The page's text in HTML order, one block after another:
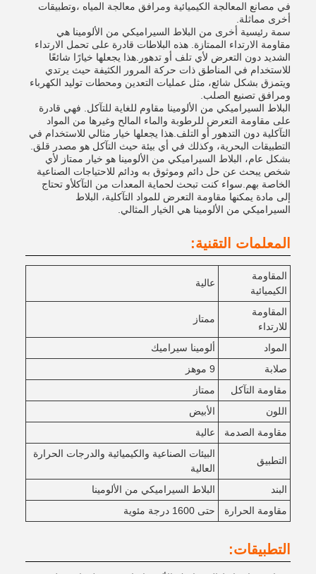
في مصانع المعالجة الكيميائية ومرافق معالجة المياه ،وتطبيقات
أخرى مماثلة.
سمة رئيسية أخرى من البلاط السيراميكي من الألومينا هي
مقاومة الارتداء الممتازة. هذه البلاطات قادرة على تحمل الارتداء
الشديد دون التعرض لأي تلف أو تدهور.هذا يجعلها خيارًا شائعًا
للاستخدام في المناطق ذات حركة المرور الكثيفة حيث يرتدي
ويتمزق بشكل شائع، مثل عمليات التعدين ومحطات توليد الكهرباء
ومرافق تصنيع الصلب.
البلاط السيراميكي من الألومينا مقاوم للغاية للتآكل. فهي قادرة
على مقاومة التعرض للرطوبة والماء المالح وغيرها من المواد
التآكلية دون التدهور أو التلف.هذا يجعلها خيار مثالي للاستخدام في
التطبيقات البحرية، وكذلك في أي بيئة حيث التآكل هو مصدر قلق.
بشكل عام، البلاط السيراميكي من الألومينا هو خيار ممتاز لأي
شخص يبحث عن حل دائم وموثوق به ودائم للاحتياجات الصناعية
الخاصة بهم.سواء كنت تبحث لحماية المعدات من التآكلأو تحتاج
إلى مادة يمكنها مقاومة التعرض للمواد التآكلية، البلاط
السيراميكي من الألومينا هي الخيار المثالي.
المعلمات التقنية:
المقاومة
الكيميائية
عالية
المقاومة
للارتداء
ممتاز
المواد
ألومينا سيراميك
صلابة
9 موهز
مقاومة التآكل
ممتاز
اللون
الأبيض
مقاومة الصدمة
عالية
التطبيق
البيئات الصناعية والكيميائية والدرجات الحرارة
العالية
البند
البلاط السيراميكي من الألومينا
مقاومة الحرارة
حتى 1600 درجة مئوية
التطبيقات: